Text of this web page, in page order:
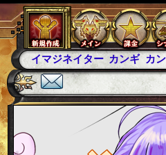
イマジネイター カンギ カ